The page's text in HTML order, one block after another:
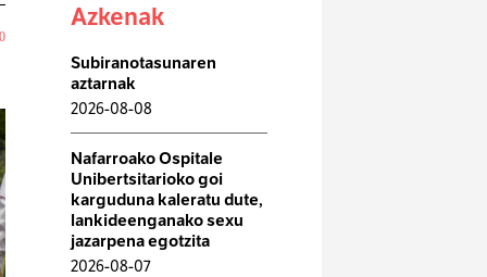
Azkenak
Subiranotasunaren
aztarnak
2026-08-08
Nafarroako Ospitale
Unibertsitarioko goi
karguduna kaleratu dute,
lankideenganako sexu
jazarpena egotzita
2026-08-07